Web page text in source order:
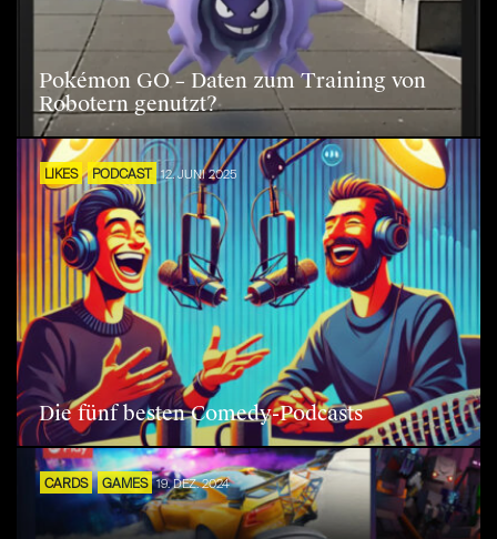
Pokémon GO – Daten zum Training von
Robotern genutzt?
LIKES PODCAST 12. JUNI 2025
Die fünf besten Comedy-Podcasts
CARDS GAMES 19. DEZ. 2024